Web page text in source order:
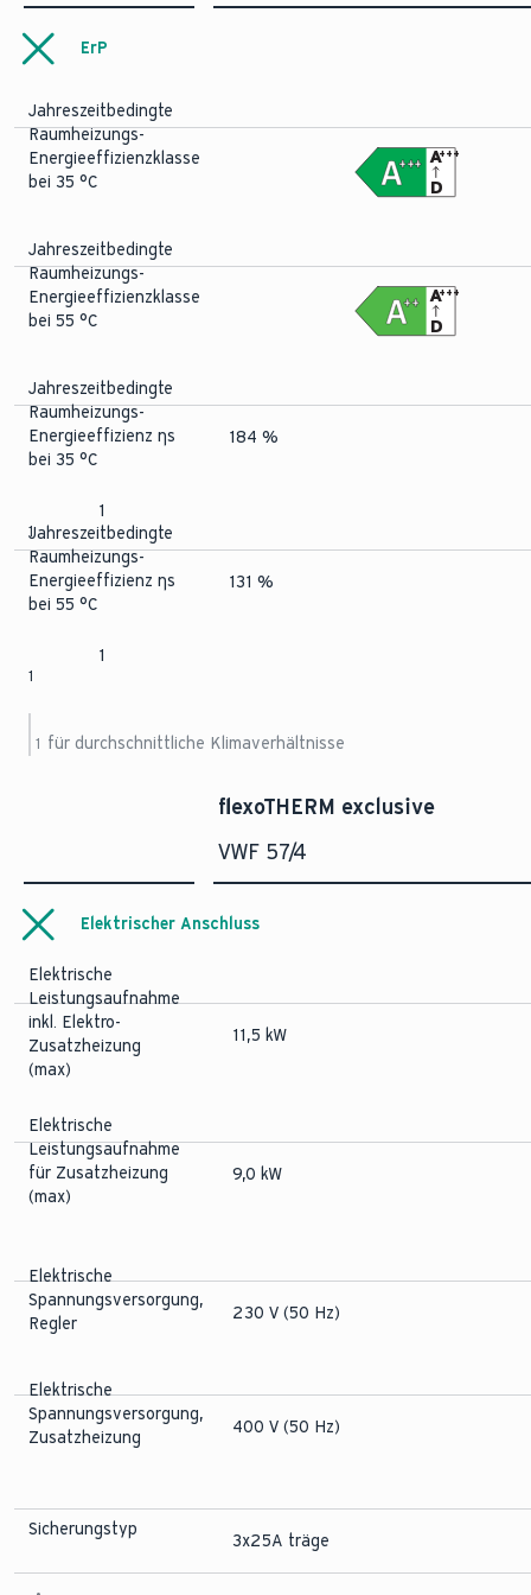
Kältemittelmenge
ErP
Jahreszeitbedingte
Raumheizungs-
Energieeffizienzklasse
bei 35 °C
+++
D
A+++
Jahreszeitbedingte
Raumheizungs-
Energieeffizienzklasse
bei 55 °C
++
D
A+++
Jahreszeitbedingte
Raumheizungs-
Energieeffizienz ηs
bei 35 °C
1
1
184 %
Jahreszeitbedingte
Raumheizungs-
Energieeffizienz ηs
bei 55 °C
1
1
131 %
1 für durchschnittliche Klimaverhältnisse
flexoTHERM exclusive
VWF 57/4
Elektrischer Anschluss
Elektrische
Leistungsaufnahme
inkl. Elektro-
Zusatzheizung
(max)
11,5 kW
Elektrische
Leistungsaufnahme
für Zusatzheizung
(max)
9,0 kW
Elektrische
Spannungsversorgung,
Regler
230 V (50 Hz)
Elektrische
Spannungsversorgung,
Zusatzheizung
400 V (50 Hz)
Sicherungstyp
3x25A träge